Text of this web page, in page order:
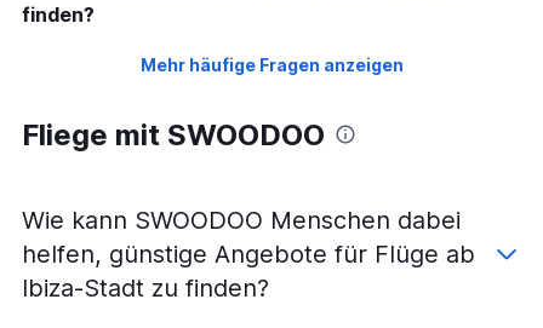
finden?
Mehr häufige Fragen anzeigen
Fliege mit SWOODOO
Wie kann SWOODOO Menschen dabei
helfen, günstige Angebote für Flüge ab
Ibiza-Stadt zu finden?